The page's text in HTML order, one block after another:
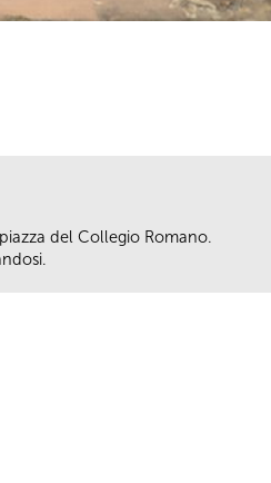
del Collegio Romano.